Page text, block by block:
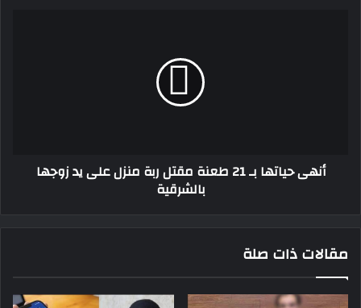
أنهى حياتها بـ 21 طعنة مقتل ربة منزل على يد زوجها
بالشرقية
مقالات ذات صلة